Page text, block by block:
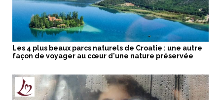
Les 4 plus beaux parcs naturels de Croatie : une autre
façon de voyager au cœur d'une nature préservée